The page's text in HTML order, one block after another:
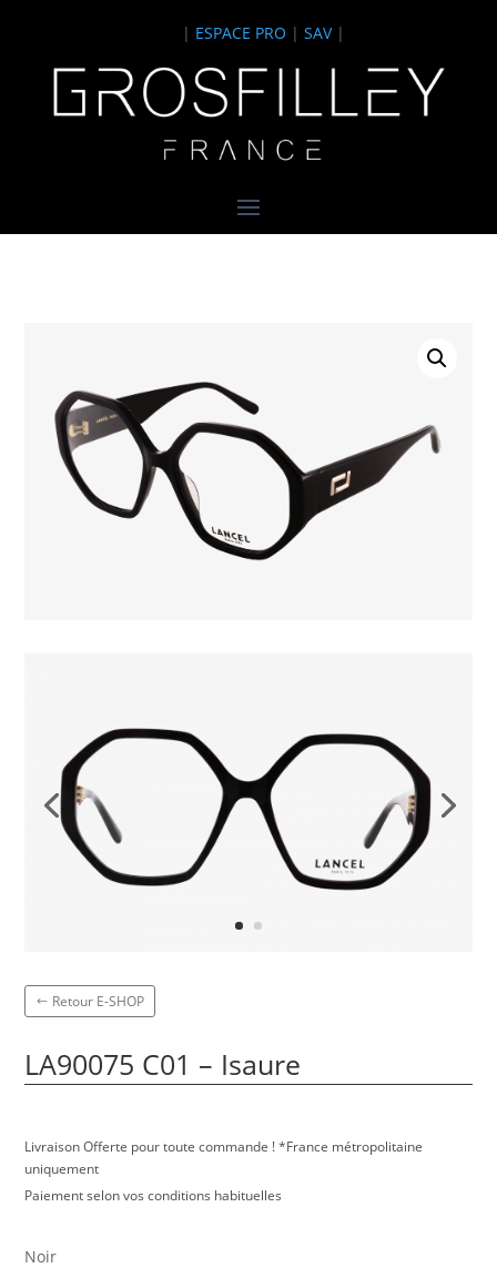
| ESPACE PRO |SAV|
Retour E-SHOP
LA90075 C01 – Isaure
Livraison Offerte pour toute commande ! *France métropolitaine
uniquement
Paiement selon vos conditions habituelles
Noir